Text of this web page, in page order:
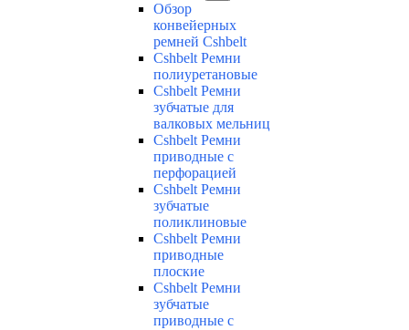
Обзор
конвейерных
ремней Cshbelt
Cshbelt Ремни
полиуретановые
Cshbelt Ремни
зубчатые для
валковых мельниц
Cshbelt Ремни
приводные с
перфорацией
Cshbelt Ремни
зубчатые
поликлиновые
Cshbelt Ремни
приводные
плоские
Cshbelt Ремни
зубчатые
приводные с